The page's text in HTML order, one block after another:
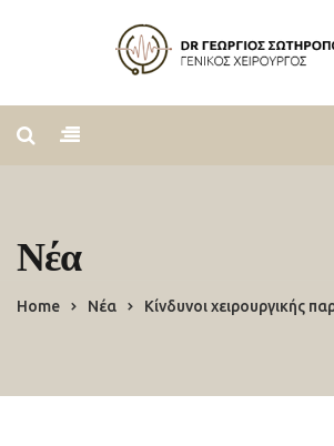
Νέα
Home Νέα Κίνδυνοι χειρουργικής